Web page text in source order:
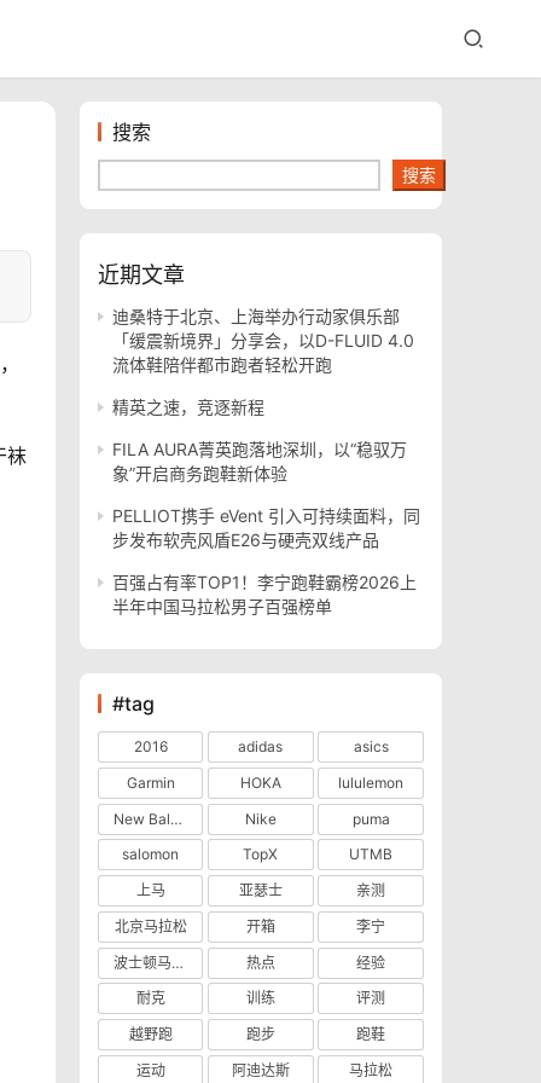
袜
搜索
搜索
近期文章
迪桑特于北京、上海举办行动家俱乐部
「缓震新境界」分享会，以D-FLUID 4.0
流体鞋陪伴都市跑者轻松开跑
精英之速，竞逐新程
FILA AURA菁英跑落地深圳，以“稳驭万
象”开启商务跑鞋新体验
PELLIOT携手 eVent 引入可持续面料，同
步发布软壳风盾E26与硬壳双线产品
百强占有率TOP1！李宁跑鞋霸榜2026上
半年中国马拉松男子百强榜单
#tag
2016 adidas
asics
Garmin
HOKA
lululemon
New Balance
Nike
puma
salomon
TopX
UTMB
上马
亚瑟士
亲测
北京马拉松
开箱
李宁
波士顿马拉松
热点
经验
耐克
训练
评测
越野跑
跑步
跑鞋
运动
阿迪达斯 马拉松